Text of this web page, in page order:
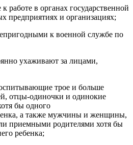
работе в органах государственной
предприятиях и организациях;
к военной службе по
ухаживают за лицами,
трое и больше
отцы-одиночки и одинокие
бы одного
а также мужчины и женщины,
приемными родителями хотя бы
ребенка;